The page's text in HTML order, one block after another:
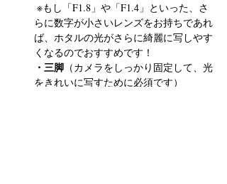
らに数字が小さいレンズをお持ちであれ
ば、ホタルの光がさらに綺麗に写しやす
くなるのでおすすめです！
・三脚 （カメラをしっかり固定して、光
をきれいに写すために必須です）